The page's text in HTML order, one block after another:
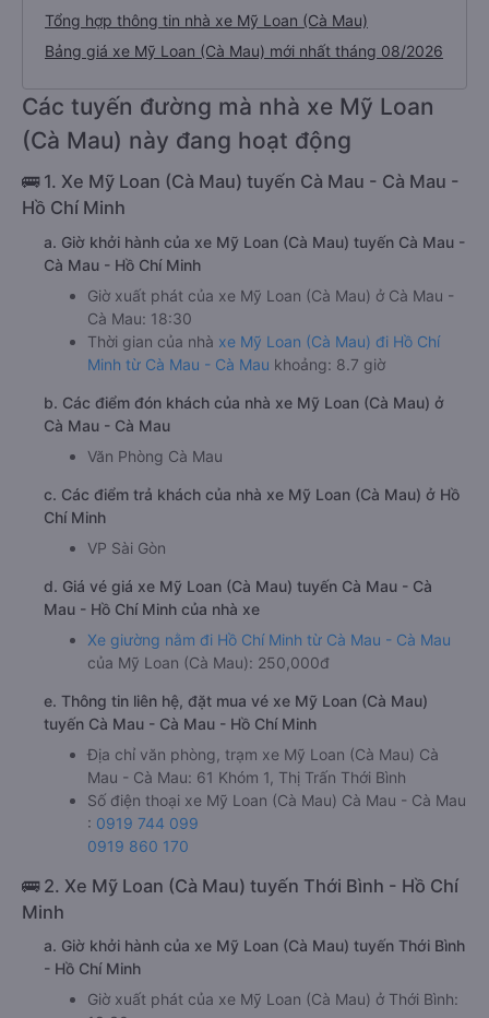
Tổng hợp thông tin nhà xe Mỹ Loan (Cà Mau)
Bảng giá xe Mỹ Loan (Cà Mau) mới nhất tháng 08/2026
Các tuyến đường mà nhà xe Mỹ Loan
(Cà Mau) này đang hoạt động
🚌 1. Xe Mỹ Loan (Cà Mau) tuyến Cà Mau - Cà Mau -
Hồ Chí Minh
a. Giờ khởi hành của xe Mỹ Loan (Cà Mau) tuyến Cà Mau -
Cà Mau - Hồ Chí Minh
Giờ xuất phát của xe Mỹ Loan (Cà Mau) ở Cà Mau -
Cà Mau: 18:30
Thời gian của nhà xe Mỹ Loan (Cà Mau) đi Hồ Chí
Minh từ Cà Mau - Cà Mau khoảng: 8.7 giờ
b. Các điểm đón khách của nhà xe Mỹ Loan (Cà Mau) ở
Cà Mau - Cà Mau
Văn Phòng Cà Mau
c. Các điểm trả khách của nhà xe Mỹ Loan (Cà Mau) ở Hồ
Chí Minh
VP Sài Gòn
d. Giá vé giá xe Mỹ Loan (Cà Mau) tuyến Cà Mau - Cà
Mau - Hồ Chí Minh của nhà xe
Xe giường nằm đi Hồ Chí Minh từ Cà Mau - Cà Mau
của Mỹ Loan (Cà Mau): 250,000đ
e. Thông tin liên hệ, đặt mua vé xe Mỹ Loan (Cà Mau)
tuyến Cà Mau - Cà Mau - Hồ Chí Minh
Địa chỉ văn phòng, trạm xe Mỹ Loan (Cà Mau) Cà
Mau - Cà Mau: 61 Khóm 1, Thị Trấn Thới Bình
Số điện thoại xe Mỹ Loan (Cà Mau) Cà Mau - Cà Mau
: 0919 744 099
0919 860 170
🚌 2. Xe Mỹ Loan (Cà Mau) tuyến Thới Bình - Hồ Chí
Minh
a. Giờ khởi hành của xe Mỹ Loan (Cà Mau) tuyến Thới Bình
- Hồ Chí Minh
Giờ xuất phát của xe Mỹ Loan (Cà Mau) ở Thới Bình: